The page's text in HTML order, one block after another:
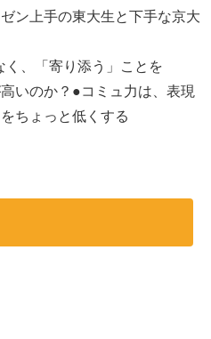
ン上手の東大生と下手な京大
、「寄り添う」ことを
いのか？●コミュ力は、表現
ちょっと低くする